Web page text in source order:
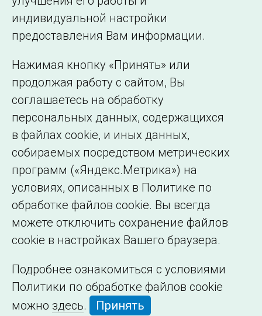
©2005–2026 АО «СО ЕЭС»
Филиалы и
представительства
образовательной
организации
индивидуальной настройки
предоставления Вам информации.
Нажимая кнопку «Принять» или
продолжая работу с сайтом, Вы
соглашаетесь на обработку
персональных данных, содержащихся
в файлах cookie, и иных данных,
собираемых посредством метрических
программ («Яндекс.Метрика») на
условиях, описанных в Политике по
обработке файлов cookie. Вы всегда
можете отключить сохранение файлов
cookie в настройках Вашего браузера.
Подробнее ознакомиться с условиями
Политики по обработке файлов cookie
можно здесь. Принять